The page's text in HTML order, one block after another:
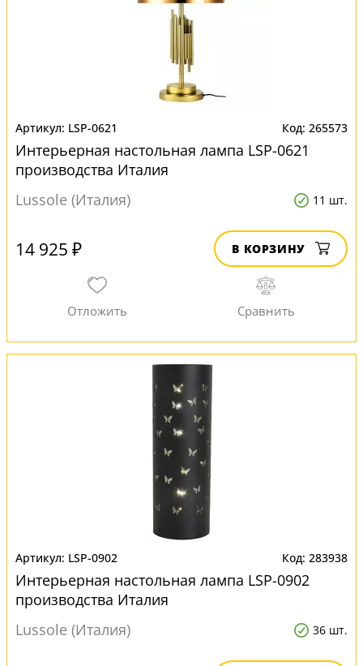
LSP-0621 265573
Интерьерная настольная лампа LSP-0621
производства Италия
Lussole (Италия)
11 шт.
14 925 ₽ В КОРЗИНУ
LSP-0902 283938
Интерьерная настольная лампа LSP-0902
производства Италия
Lussole (Италия)
36 шт.